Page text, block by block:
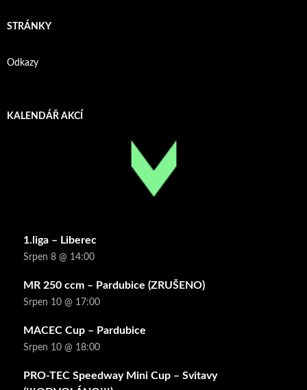
STRÁNKY
Odkazy
KALENDÁŘ AKCÍ
1.liga – Liberec
Srpen 8 @ 14:00
MR 250 ccm – Pardubice (ZRUŠENO)
Srpen 10 @ 17:00
MACEC Cup – Pardubice
Srpen 10 @ 18:00
PRO-TEC Speedway Mini Cup – Svitavy